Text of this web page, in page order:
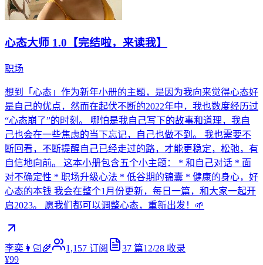
心态大师 1.0【完结啦，来读我】
职场
想到「心态」作为新年小册的主题，是因为我向来觉得心态好
是自己的优点，然而在起伏不断的2022年中，我也数度经历过
“心态崩了”的时刻。 哪怕是我自己写下的故事和道理，我自
己也会在一些焦虑的当下忘记，自己也做不到。 我也需要不
断回看，不断提醒自己已经走过的路，才能更稳定，松弛，有
自信地向前。 这本小册包含五个小主题： * 和自己对话 * 面
对不确定性 * 职场升级心法 * 低谷期的锦囊 * 健康的身心，好
心态的本钱 我会在整个1月份更新，每日一篇，和大家一起开
启2023。 愿我们都可以调整心态，重新出发！🌱
李奕👩🏻‍🌾 1,157 订阅 37 篇12/28 收录
¥99